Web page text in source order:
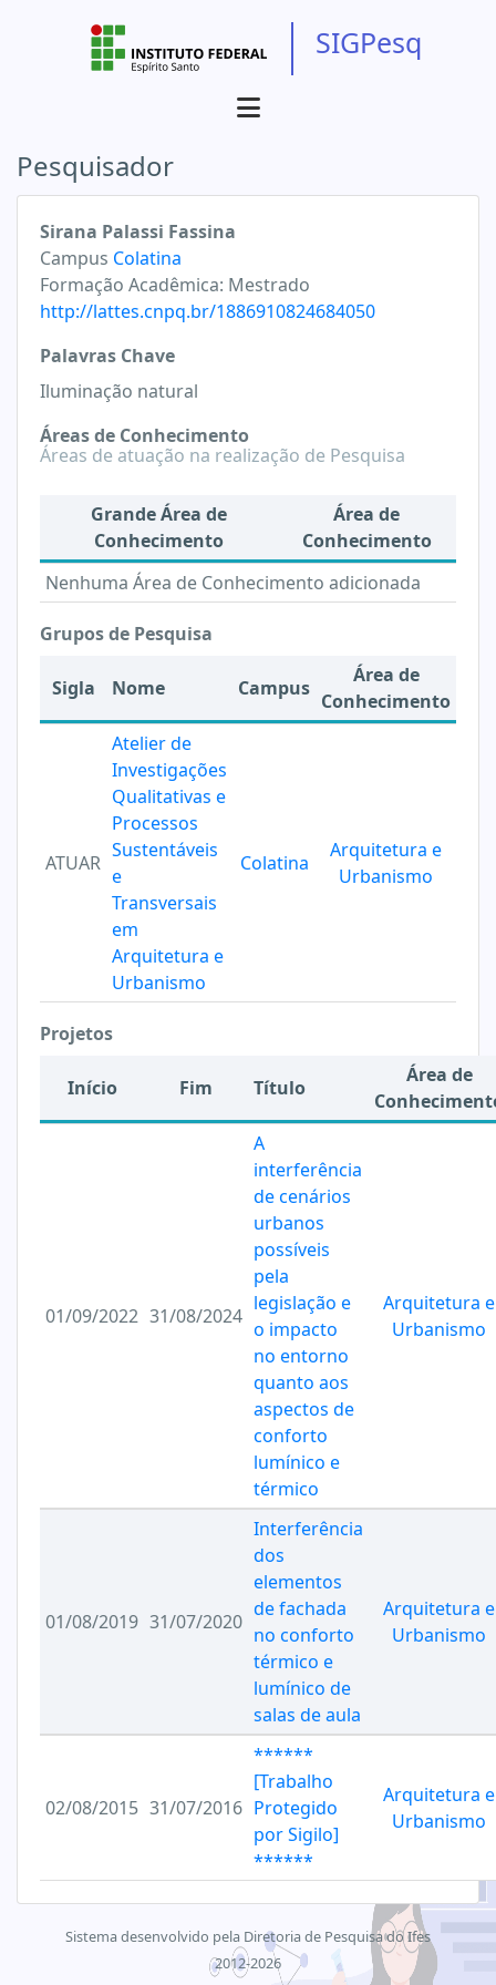
SIGPesq
Pesquisador
Sirana Palassi Fassina
Campus Colatina
Formação Acadêmica: Mestrado
http://lattes.cnpq.br/1886910824684050
Palavras Chave
Iluminação natural
Áreas de Conhecimento
Áreas de atuação na realização de Pesquisa
Grande Área de
Conhecimento
Área de
Conhecimento
Nenhuma Área de Conhecimento adicionada
Grupos de Pesquisa
Sigla Nome Campus
Área de
Conhecimento
ATUAR
Atelier de
Investigações
Qualitativas e
Processos
Sustentáveis
e
Transversais
em
Arquitetura e
Urbanismo
Colatina
Arquitetura e
Urbanismo
Projetos
Início Fim Título
Área de
01/09/2022 31/08/2024
A
interferência
de cenários
urbanos
possíveis
pela
legislação e
o impacto
no entorno
quanto aos
aspectos de
conforto
lumínico e
térmico
Arquitetura e
Urbanismo
01/08/2019 31/07/2020
Interferência
dos
elementos
de fachada
no conforto
térmico e
lumínico de
salas de aula
Arquitetura e
Urbanismo
02/08/2015 31/07/2016
******
[Trabalho
Protegido
por Sigilo]
******
Arquitetura e
Urbanismo
Sistema desenvolvido pela Diretoria de Pesquisa do Ifes
2012-2026